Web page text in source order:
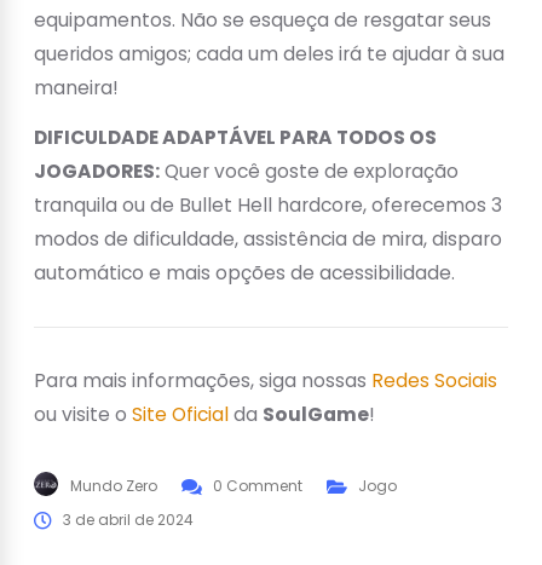
equipamentos. Não se esqueça de resgatar seus
queridos ​​amigos; cada um deles irá te ajudar à sua
maneira!
DIFICULDADE ADAPTÁVEL PARA TODOS OS
JOGADORES:Quer você goste de exploração
tranquila ou de Bullet Hell hardcore, oferecemos 3
modos de dificuldade, assistência de mira, disparo
automático e mais opções de acessibilidade.
Para mais informações, siga nossas Redes Sociais
ou visite o Site Oficialda SoulGame!
Mundo Zero 0 Comment
Jogo
3 de abril de 2024